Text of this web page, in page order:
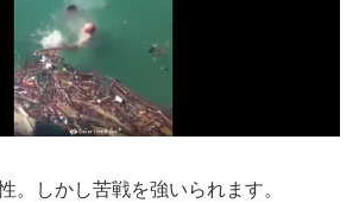
。しかし苦戦を強いられます。